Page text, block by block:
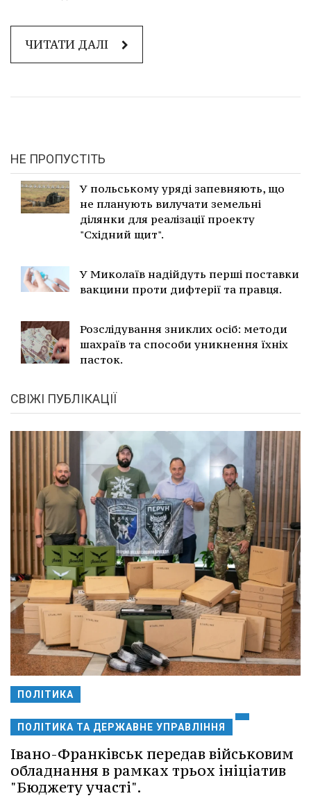
ЧИТАТИ ДАЛІ
НЕ ПРОПУСТІТЬ
У польському уряді запевняють, що
не планують вилучати земельні
ділянки для реалізації проекту
"Східний щит".
У Миколаїв надійдуть перші поставки
вакцини проти дифтерії та правця.
Розслідування зниклих осіб: методи
шахраїв та способи уникнення їхніх
пасток.
СВІЖІ ПУБЛІКАЦІЇ
ПОЛІТИКА
ПОЛІТИКА ТА ДЕРЖАВНЕ УПРАВЛІННЯ
Івано-Франківськ передав військовим
обладнання в рамках трьох ініціатив
"Бюджету участі".